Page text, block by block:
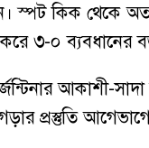
হন। স্পট কিক
৩-০ ব্যবধানের
আকাশী-
প্রস্তুতি